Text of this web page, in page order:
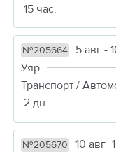
15 час.
№205664 5 авг -
Уяр
Транспорт /
2 дн.
№205670 10 авг